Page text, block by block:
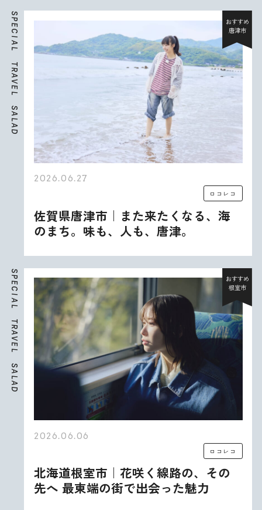
S
P
E
C
I
A
L
T
R
A
V
E
L
S
A
L
A
D
おすすめ
唐津市
2026.06.27
ロコレコ
佐賀県唐津市｜また来たくなる、海
のまち。味も、人も、唐津。
S
P
E
C
I
A
L
T
R
A
V
E
L
S
A
L
A
D
おすすめ
根室市
2026.06.06
ロコレコ
北海道根室市｜花咲く線路の、その
先へ 最東端の街で出会った魅力